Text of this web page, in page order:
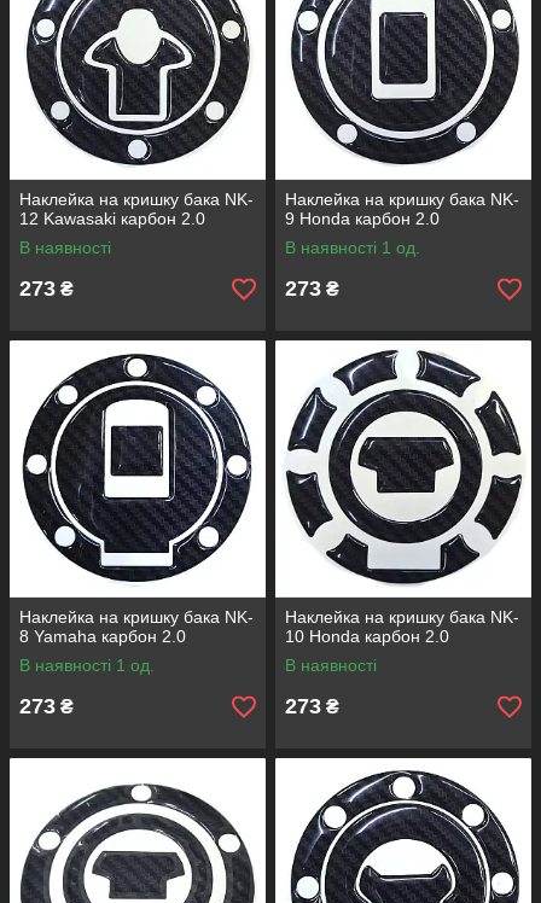
Наклейка на кришку бака NK-
12 Kawasaki карбон 2.0
В наявності
273 ₴
Наклейка на кришку бака NK-
9 Honda карбон 2.0
В наявності 1 од.
273 ₴
Наклейка на кришку бака NK-
8 Yamaha карбон 2.0
В наявності 1 од.
273 ₴
Наклейка на кришку бака NK-
10 Honda карбон 2.0
В наявності
273 ₴